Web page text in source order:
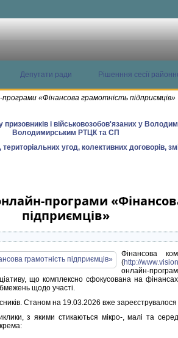
Депутати ради Рішенння сесії
«Фінансова грамотність підприємців»
призовників і військовозобов'язаних у
Володимирським РТЦК та СП
угод, колективних договорів,
програми
підприємців»
Фінансова
(http://
онлайн-
що комплексно сфокусована на
щодо участі.
Станом на 19.03.2026 вже зареєструвалося
з якими стикаються мікро-, малі та